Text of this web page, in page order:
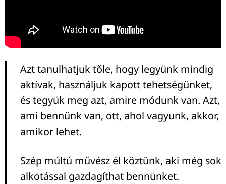
Azt tanulhatjuk tőle, hogy legyünk mindig
aktívak, használjuk kapott tehetségünket,
és tegyük meg azt, amire módunk van. Azt,
ami bennünk van, ott, ahol vagyunk, akkor,
amikor lehet.
Szép múltú művész él köztünk, aki még sok
alkotással gazdagíthat bennünket.